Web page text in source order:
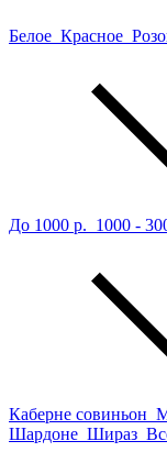
Белое Красное
До 1000 р. 1000 -
Каберне совиньон
Шардоне Шираз